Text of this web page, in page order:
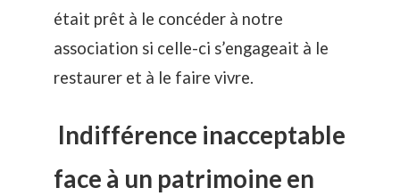
était prêt à le concéder à notre
association si celle-ci s’engageait à le
restaurer et à le faire vivre.
Indifférence inacceptable
face à un patrimoine en